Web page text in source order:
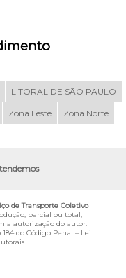
LITORAL DE SÃO PAULO
Zona Leste Zona Norte
de Transporte Coletivo
parcial ou total,
a autorização do autor.
do Código Penal – Lei
.